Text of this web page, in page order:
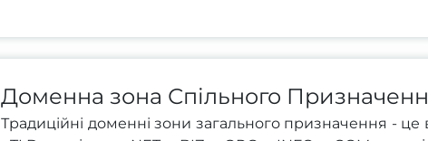
Доменна зона Спільного
Традиційні доменні зони загального призначення - це